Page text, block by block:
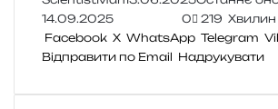
14.09.2025
0 219 Хвилин
Facebook X WhatsApp Telegram
Відправити по Email Надрукувати